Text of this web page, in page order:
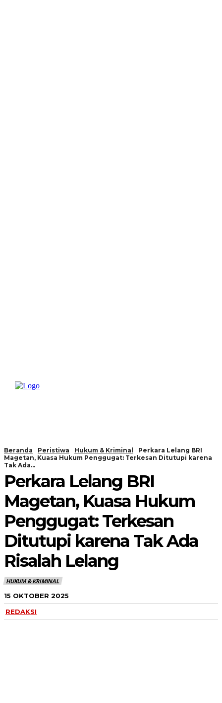
Beranda Peristiwa Hukum & Kriminal
Perkara Lelang BRI
Magetan, Kuasa Hukum Penggugat: Terkesan Ditutupi karena
Tak Ada...
Perkara Lelang BRI
Magetan, Kuasa Hukum
Penggugat: Terkesan
Ditutupi karena Tak Ada
Risalah Lelang
HUKUM & KRIMINAL
15 OKTOBER 2025
REDAKSI